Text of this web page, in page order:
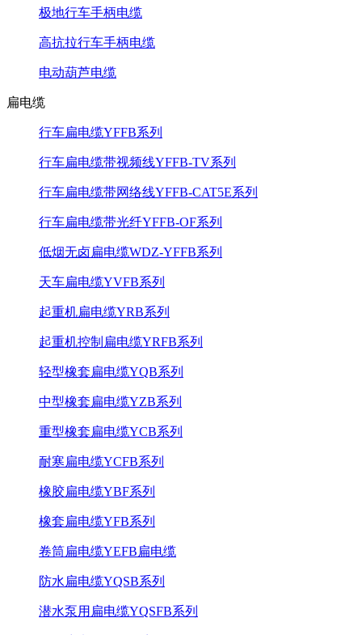
极地行车手柄电缆
高抗拉行车手柄电缆
电动葫芦电缆
扁电缆
行车扁电缆YFFB系列
行车扁电缆带视频线YFFB-TV系列
行车扁电缆带网络线YFFB-CAT5E系列
行车扁电缆带光纤YFFB-OF系列
低烟无卤扁电缆WDZ-YFFB系列
天车扁电缆YVFB系列
起重机扁电缆YRB系列
起重机控制扁电缆YRFB系列
轻型橡套扁电缆YQB系列
中型橡套扁电缆YZB系列
重型橡套扁电缆YCB系列
耐寒扁电缆YCFB系列
橡胶扁电缆YBF系列
橡套扁电缆YFB系列
卷筒扁电缆YEFB扁电缆
防水扁电缆YQSB系列
潜水泵用扁电缆YQSFB系列